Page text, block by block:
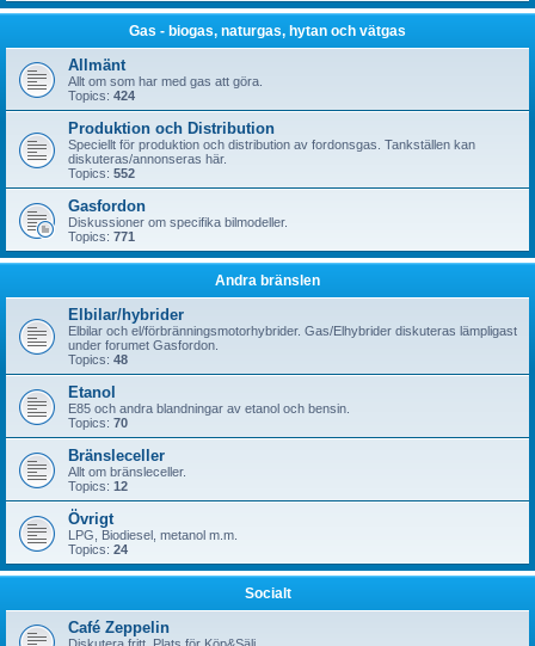
Gas - biogas, naturgas, hytan och vätgas
Allmänt
Allt om som har med gas att göra.
Topics: 424
Produktion och Distribution
Speciellt för produktion och distribution av fordonsgas. Tankställen kan
diskuteras/annonseras här.
Topics: 552
Gasfordon
Diskussioner om specifika bilmodeller.
Topics: 771
Andra bränslen
Elbilar/hybrider
Elbilar och el/förbränningsmotorhybrider. Gas/Elhybrider diskuteras lämpligast
under forumet Gasfordon.
Topics: 48
Etanol
E85 och andra blandningar av etanol och bensin.
Topics: 70
Bränsleceller
Allt om bränsleceller.
Topics: 12
Övrigt
LPG, Biodiesel, metanol m.m.
Topics: 24
Socialt
Café Zeppelin